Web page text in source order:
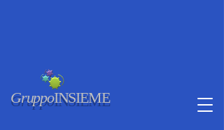
GruppoINSIEME